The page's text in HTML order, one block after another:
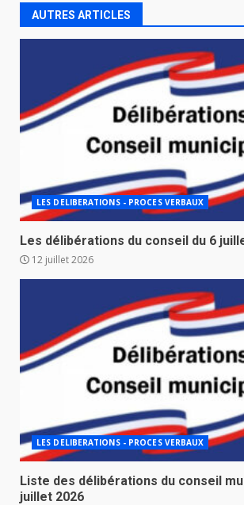
AUTRES ARTICLES
LES DELIBERATIONS - PROCES VERBAUX
Les délibérations du conseil du 6
12 juillet 2026
LES DELIBERATIONS - PROCES VERBAUX
Liste des délibérations du conseil
juillet 2026